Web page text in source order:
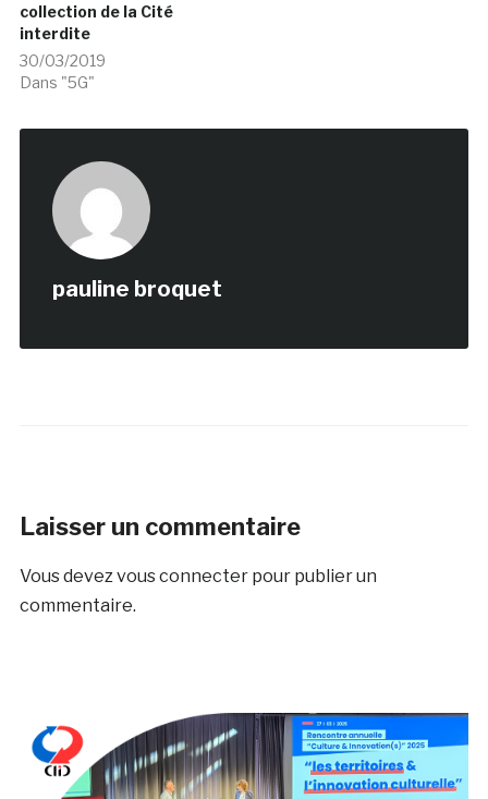
collection de la Cité
interdite
30/03/2019
Dans "5G"
pauline broquet
Laisser un commentaire
Vous devez vous connecterpour publier un
commentaire.